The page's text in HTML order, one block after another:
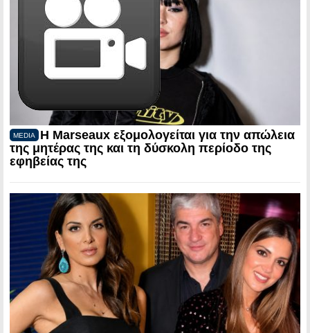
MEDIA
Η Marseaux εξομολογείται για την απώλεια
της μητέρας της και τη δύσκολη περίοδο της
εφηβείας της